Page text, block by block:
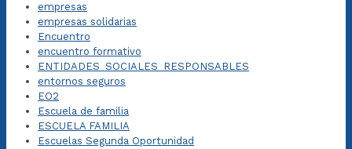
empresas
empresas solidarias
Encuentro
encuentro formativo
ENTIDADES_SOCIALES_RESPONSABLES
entornos seguros
EO2
Escuela de familia
ESCUELA FAMILIA
Escuelas Segunda Oportunidad